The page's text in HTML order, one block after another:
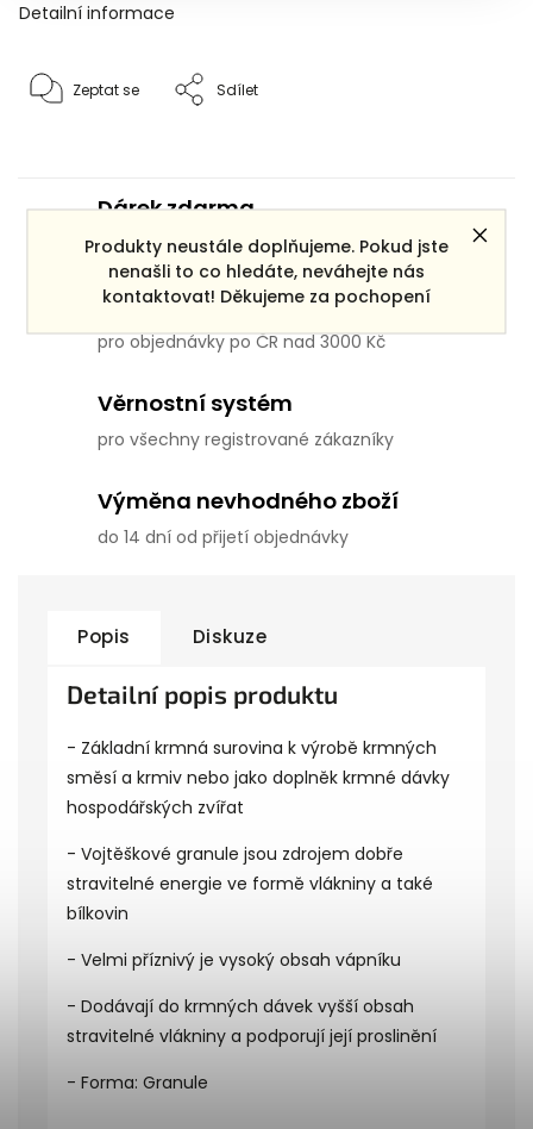
Produkty neustále doplňujeme. Pokud jste
nenašli to co hledáte, neváhejte nás
kontaktovat! Děkujeme za pochopení
Detailní informace
Zeptat se Sdílet
Dárek zdarma
ke každé objednávce
Doprava zdarma
pro objednávky po ČR nad 3000 Kč
Věrnostní systém
pro všechny registrované zákazníky
Výměna nevhodného zboží
do 14 dní od přijetí objednávky
Popis Diskuze
Detailní popis produktu
- Základní krmná surovina k výrobě krmných
směsí a krmiv nebo jako doplněk krmné dávky
hospodářských zvířat
- Vojtěškové granule jsou zdrojem dobře
stravitelné energie ve formě vlákniny a také
bílkovin
- Velmi příznivý je vysoký obsah vápníku
- Dodávají do krmných dávek vyšší obsah
stravitelné vlákniny a podporují její proslinění
- Forma: Granule